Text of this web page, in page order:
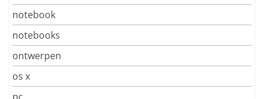
notebook
notebooks
ontwerpen
os x